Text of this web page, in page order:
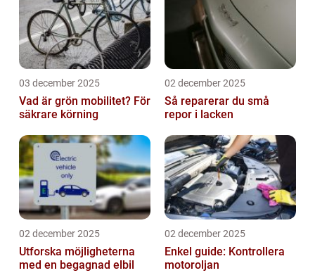
03 december 2025
Vad är grön mobilitet? För
säkrare körning
02 december 2025
Så reparerar du små
repor i lacken
02 december 2025
Utforska möjligheterna
med en begagnad elbil
02 december 2025
Enkel guide: Kontrollera
motoroljan